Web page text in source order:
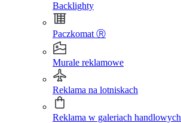
Backlighty
Paczkomat Ⓡ
Murale reklamowe
Reklama na lotniskach
Reklama w galeriach handlowych